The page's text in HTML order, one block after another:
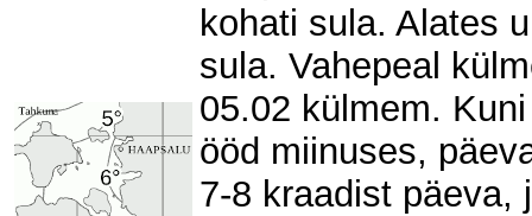
kohati sula. Alates
sula. Vahepeal
05.02 külmem.
ööd miinuses,
7-8 kraadist päeva,